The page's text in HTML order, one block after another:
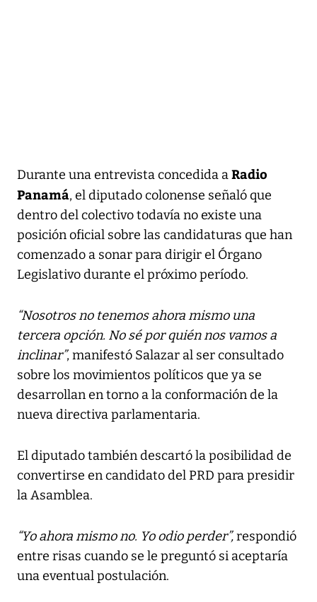
Durante una entrevista concedida aRadio
Panamá, el diputado colonense señaló que
dentro del colectivo todavía no existe una
posición oficial sobre las candidaturas que han
comenzado a sonar para dirigir el Órgano
Legislativo durante el próximo período.
“Nosotros no tenemos ahora mismo una
tercera opción. No sé por quién nos vamos a
inclinar”, manifestó Salazar al ser consultado
sobre los movimientos políticos que ya se
desarrollan en torno a la conformación de la
nueva directiva parlamentaria.
El diputado también descartó la posibilidad de
convertirse en candidato del PRD para presidir
la Asamblea.
“Yo ahora mismo no. Yo odio perder”,respondió
entre risas cuando se le preguntó si aceptaría
una eventual postulación.